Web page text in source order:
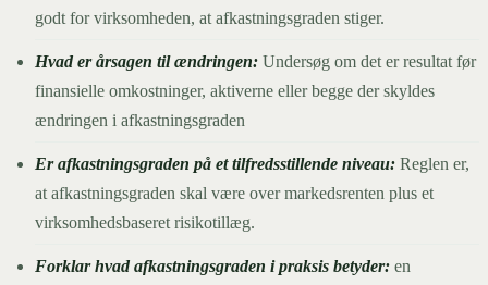
godt for virksomheden, at afkastningsgraden stiger.
Hvad er årsagen til ændringen: Undersøg om det er resultat før
finansielle omkostninger, aktiverne eller begge der skyldes
ændringen i afkastningsgraden
Er afkastningsgraden på et tilfredsstillende niveau: Reglen er,
at afkastningsgraden skal være over markedsrenten plus et
virksomhedsbaseret risikotillæg.
Forklar hvad afkastningsgraden i praksis betyder: en